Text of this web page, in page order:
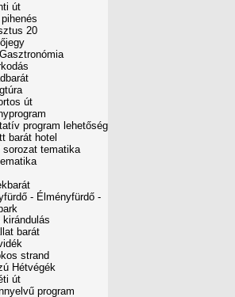
út
20
út
program lehetőség
barát hotel
sorozat tematika
- Élményfürdő -
kirándulás
barát
strand
Hétvégék
út
program